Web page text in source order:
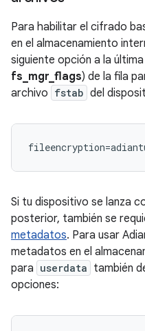
Para habilitar el cifrado
en el almacenamiento
siguiente opción a la
fs_mgr_flags) de la fila
archivo fstab del
Si tu dispositivo se lanza
posterior, también se
metadatos. Para usar
metadatos en el
para userdata también
opciones: